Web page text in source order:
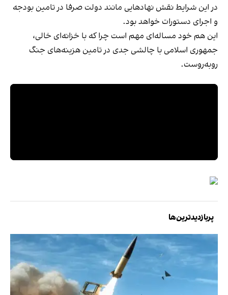
در این شرایط نقش نهادهایی مانند دولت صرفا در تامین بودجه
و اجرای دستورات خواهد بود.
این هم خود مساله‌ای مهم است چرا که با خزانه‌ای خالی،
جمهوری اسلامی با چالشی جدی در تامین هزینه‌های جنگ
روبه‌روست.
پربازدیدترین‌ها